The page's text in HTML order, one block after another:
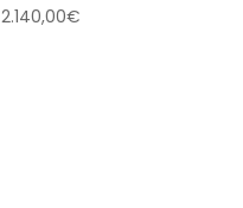
2.140,00€